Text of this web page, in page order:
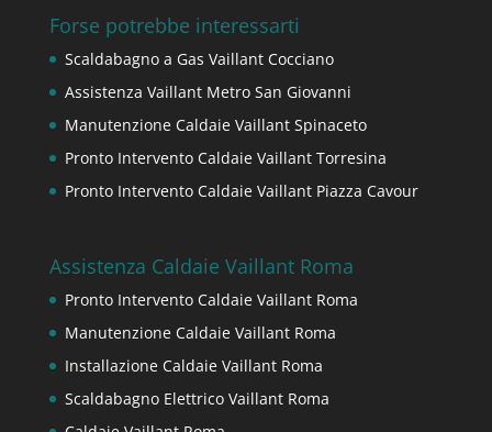
Forse potrebbe interessarti
Scaldabagno a Gas Vaillant Cocciano
Assistenza Vaillant Metro San Giovanni
Manutenzione Caldaie Vaillant Spinaceto
Pronto Intervento Caldaie Vaillant Torresina
Pronto Intervento Caldaie Vaillant Piazza Cavour
Assistenza Caldaie Vaillant Roma
Pronto Intervento Caldaie Vaillant Roma
Manutenzione Caldaie Vaillant Roma
Installazione Caldaie Vaillant Roma
Scaldabagno Elettrico Vaillant Roma